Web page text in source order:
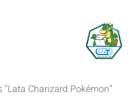
Charizard Pokémon”